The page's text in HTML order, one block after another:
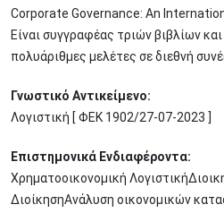
Corporate Governance: An
Είναι συγγραφέας τριών βιβλίων
πολυάριθμες μελέτες σε διεθνή
Γνωστικό Αντικείμενο:
Λογιστική [ ΦΕΚ 1902/27-07-2023 ]
Επιστημονικά Ενδιαφέροντα:
Χρηματοοικονομική
ΔιοίκησηΑνάλυση οικονομικών